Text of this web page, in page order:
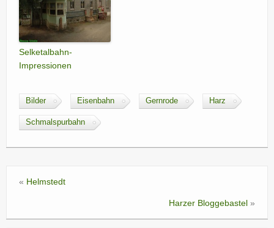
Selketalbahn-
Impressionen
Bilder Eisenbahn Gernrode Harz
Schmalspurbahn
« Helmstedt
Harzer Bloggebastel »